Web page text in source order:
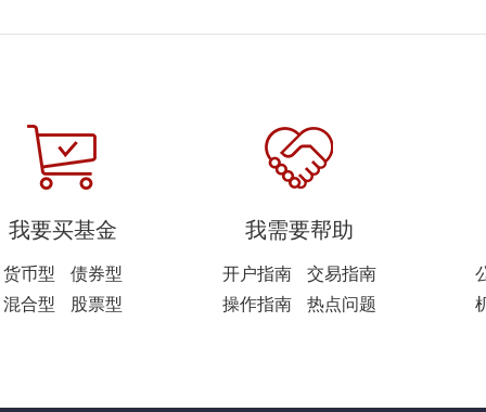
我要买基金
货币型
债券型
混合型
股票型
我需要帮助
开户指南
交易指南
操作指南
热点问题